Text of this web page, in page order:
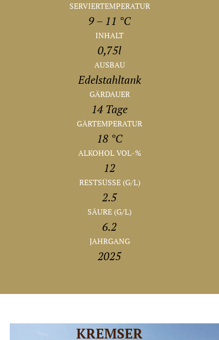
SERVIERTEMPERATUR
9 – 11 °C
INHALT
0,75l
AUSBAU
Edelstahltank
GÄRDAUER
14 Tage
GÄRTEMPERATUR
18 °C
ALKOHOL VOL-%
12
RESTSÜSSE (G/L)
2.5
SÄURE (G/L)
6.2
JAHRGANG
2025
KREMSER